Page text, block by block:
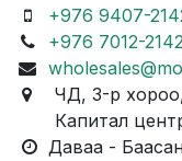
+976 9407-
+976 7012-
ЧД, 3-р
Капитал
Даваа -